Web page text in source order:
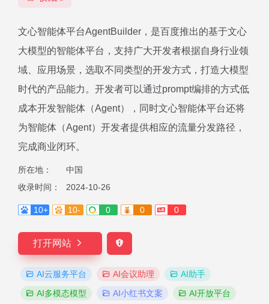
文心智能体平台AgentBuilder，是百度推出的基于文心
大模型的智能体平台，支持广大开发者根据自身行业领
域、应用场景，选取不同类型的开发方式，打造大模型
时代的产品能力。开发者可以通过prompt编排的方式低
成本开发智能体（Agent），同时文心智能体平台还将
为智能体（Agent）开发者提供相应的流量分发路径，
完成商业闭环。
所在地：
中国
收录时间：
2024-10-26
10+ 10- 0 0 0
打开网站
AI云服务平台 AI会议助理
AI助手
AI多模态模型
AI小红书文案
AI开放平台